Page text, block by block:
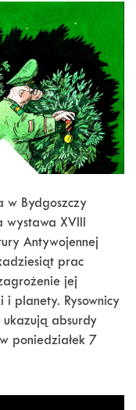
w Bydgoszczy
wystawa XVIII
Antywojennej
prac
jej
i planety. Rysownicy
ukazują absurdy
poniedziałek 7